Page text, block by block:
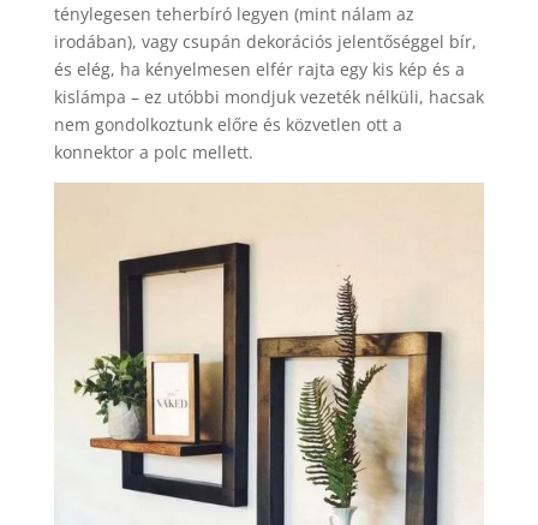
ténylegesen teherbíró legyen (mint nálam az
irodában), vagy csupán dekorációs jelentőséggel bír,
és elég, ha kényelmesen elfér rajta egy kis kép és a
kislámpa – ez utóbbi mondjuk vezeték nélküli, hacsak
nem gondolkoztunk előre és közvetlen ott a
konnektor a polc mellett.